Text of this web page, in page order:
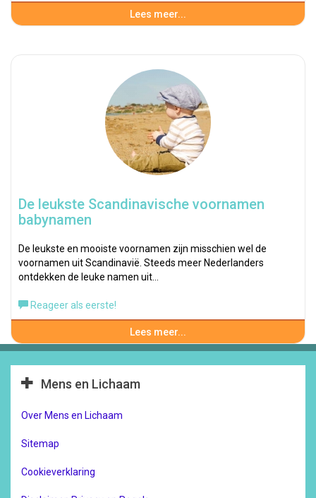
Lees meer...
De leukste Scandinavische voornamen
babynamen
De leukste en mooiste voornamen zijn misschien wel de
voornamen uit Scandinavië. Steeds meer Nederlanders
ontdekken de leuke namen uit…
Reageer als eerste!
Lees meer...
Mens en Lichaam
Over Mens en Lichaam
Sitemap
Cookieverklaring